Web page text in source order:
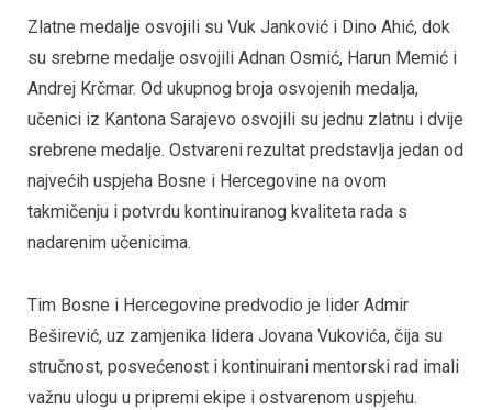
Zlatne medalje osvojili su Vuk Janković i Dino Ahić, dok
su srebrne medalje osvojili Adnan Osmić, Harun Memić i
Andrej Krčmar. Od ukupnog broja osvojenih medalja,
učenici iz Kantona Sarajevo osvojili su jednu zlatnu i dvije
srebrene medalje. Ostvareni rezultat predstavlja jedan od
najvećih uspjeha Bosne i Hercegovine na ovom
takmičenju i potvrdu kontinuiranog kvaliteta rada s
nadarenim učenicima.
Tim Bosne i Hercegovine predvodio je lider Admir
Beširević, uz zamjenika lidera Jovana Vukovića, čija su
stručnost, posvećenost i kontinuirani mentorski rad imali
važnu ulogu u pripremi ekipe i ostvarenom uspjehu.